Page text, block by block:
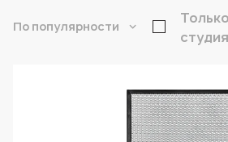
По популярности